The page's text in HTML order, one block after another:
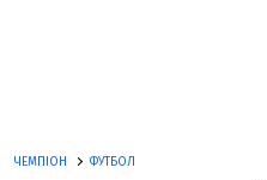
ЧЕМПІОН ФУТБОЛ